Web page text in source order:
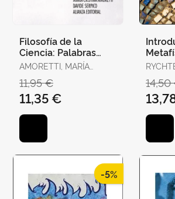
Filosofía de la
Ciencia: Palabras
Clave
AMORETTI, MARÍA
DAVIDE
11,95 €
11,35 €
-5%